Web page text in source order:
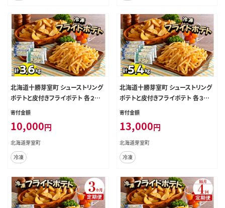
北海道十勝芽室町 シューストリング
ポテトと皮付きフライポテト 各２袋
セット me003-061c
寄付金額
10,000円
北海道芽室町
冷凍
北海道十勝芽室町 シューストリング
ポテトと皮付きフライポテト 各３袋
セット me003-062c
寄付金額
13,000円
北海道芽室町
冷凍